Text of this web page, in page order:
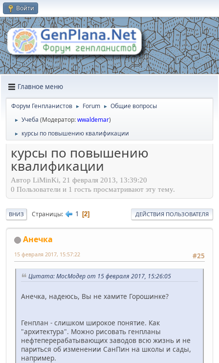
Войти
Главное меню
Форум Генпланистов ► Forum ► Общие вопросы
► Учеба (Модератор:wwaldemar)
► курсы по повышению квалификации
курсы по повышению
квалификации
Автор LiMinKi, 21 февраля 2013, 13:39:20
0 Пользователи и 1 гость просматривают эту тему.
ВНИЗ Страницы 1 2 ДЕЙСТВИЯ ПОЛЬЗОВАТЕЛЯ
Анечка
#25
15 февраля 2017, 15:57:22
Цитата: МосМодер от 15 февраля 2017, 15:26:05
Анечка, надеюсь, Вы не хамите Горошинке?
Генплан - слишком широкое понятие. Как
"архитектура". Можно рисовать генпланы
нефтеперерабатывающих заводов всю жизнь и не
париться об изменении СанПин на школы и сады,
например.